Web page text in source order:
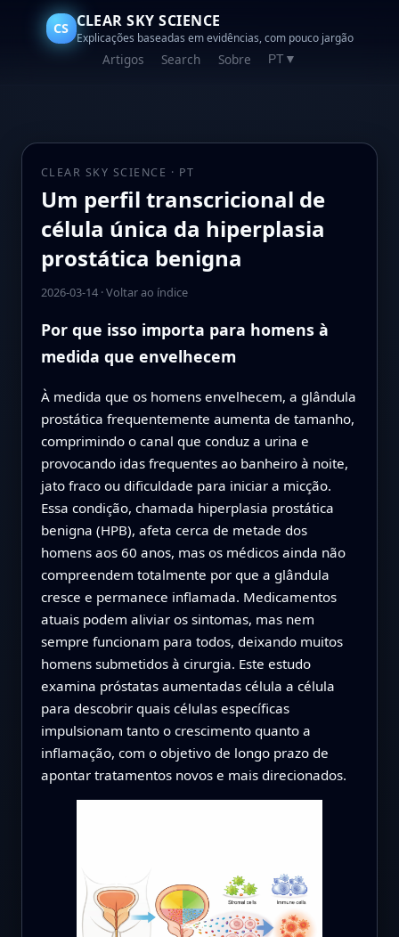
CS CLEAR SKY SCIENCE
Explicações baseadas em evidências, com pouco jargão
Artigos Search Sobre PT ▼
CLEAR SKY SCIENCE · PT
Um perfil transcricional de
célula única da hiperplasia
prostática benigna
2026-03-14·Voltar ao índice
Por que isso importa para homens à
medida que envelhecem
À medida que os homens envelhecem, a glândula
prostática frequentemente aumenta de tamanho,
comprimindo o canal que conduz a urina e
provocando idas frequentes ao banheiro à noite,
jato fraco ou dificuldade para iniciar a micção.
Essa condição, chamada hiperplasia prostática
benigna (HPB), afeta cerca de metade dos
homens aos 60 anos, mas os médicos ainda não
compreendem totalmente por que a glândula
cresce e permanece inflamada. Medicamentos
atuais podem aliviar os sintomas, mas nem
sempre funcionam para todos, deixando muitos
homens submetidos à cirurgia. Este estudo
examina próstatas aumentadas célula a célula
para descobrir quais células específicas
impulsionam tanto o crescimento quanto a
inflamação, com o objetivo de longo prazo de
apontar tratamentos novos e mais direcionados.